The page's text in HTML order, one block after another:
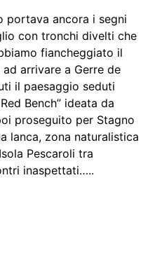
portava ancora i segni
con tronchi divelti che
fiancheggiato il
arrivare a Gerre de
il paesaggio seduti
Bench” ideata da
proseguito per Stagno
lanca, zona naturalistica
Pescaroli tra
inaspettati…..